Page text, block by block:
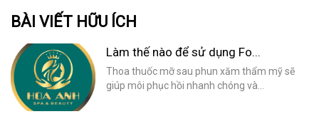
BÀI VIẾT HỮU ÍCH
Làm thế nào để sử dụng Fo...
Thoa thuốc mỡ sau phun xăm thẩm mỹ sẽ
giúp môi phục hồi nhanh chóng và...